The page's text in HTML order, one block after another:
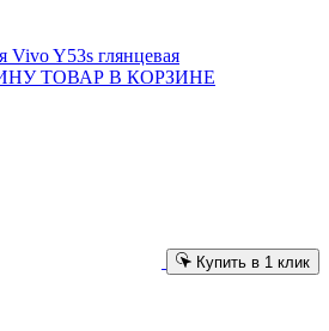
Vivo Y53s глянцевая
ТОВАР В КОРЗИНЕ
Купить в 1 клик